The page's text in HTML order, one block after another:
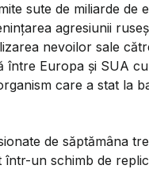
sute de miliarde
agresiunii
nevoilor sale
între Europa și SUA
care a stat la
de săptămâna
într-un schimb de